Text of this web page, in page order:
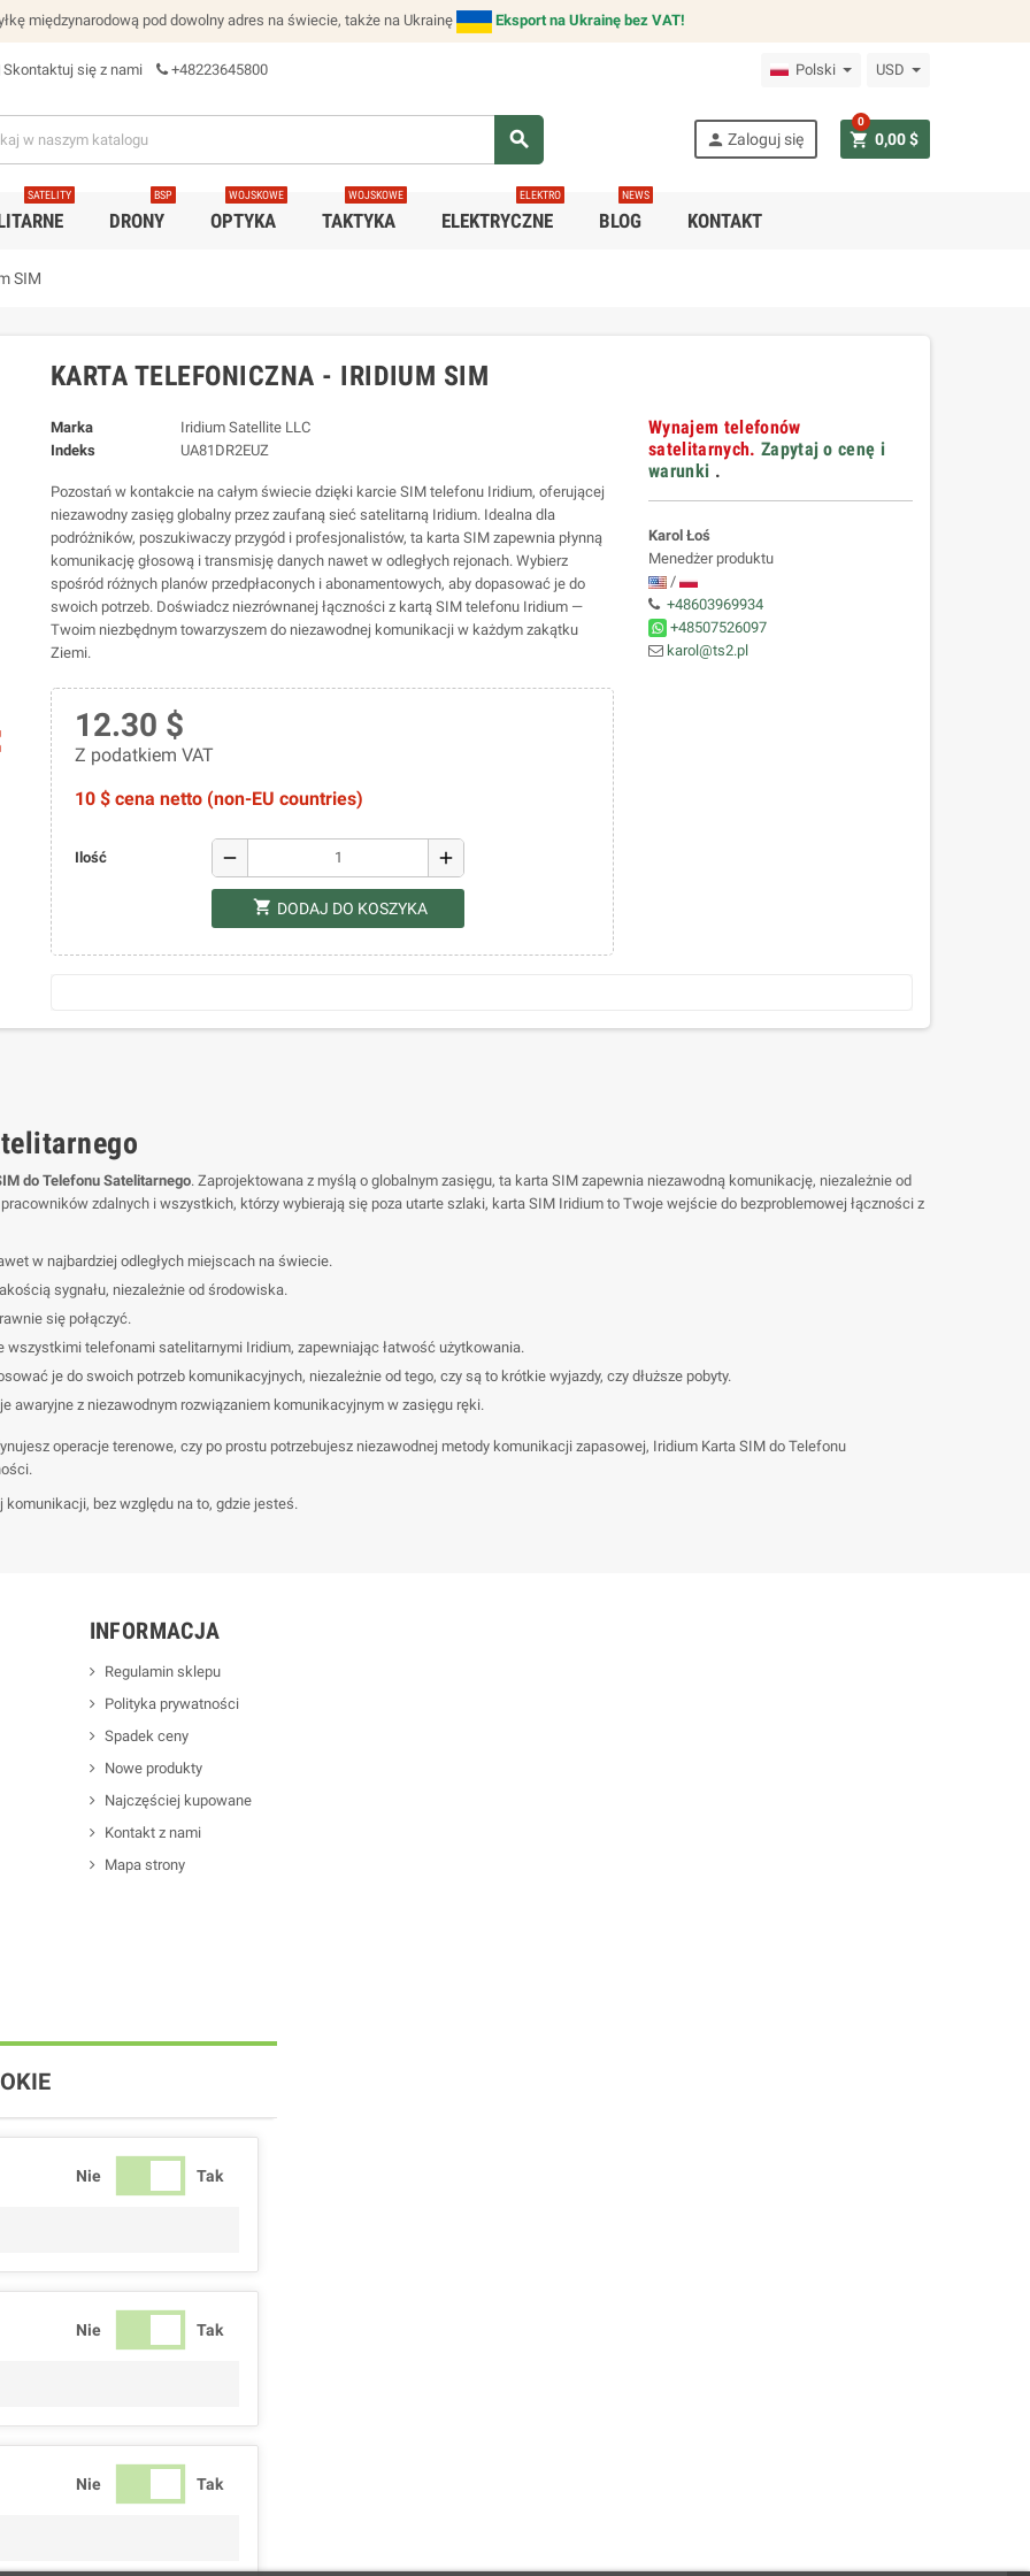
międzynarodową pod dowolny adres na świecie, także na Ukrainę Eksport na Ukrainę bez VAT!
Skontaktuj się z nami +48223645800 Polski USD
search person Zaloguj się shopping_cart 0,00 $
0
SATELITY
DRONY
BSP
OPTYKA
WOJSKOWE
TAKTYKA
WOJSKOWE
ELEKTRYCZNE
ELEKTRO
BLOG
NEWS
KONTAKT
SIM
KARTA TELEFONICZNA - IRIDIUM SIM
Marka
Iridium Satellite LLC
Indeks
UA81DR2EUZ
Pozostań w kontakcie na całym świecie dzięki karcie SIM telefonu Iridium, oferującej
niezawodny zasięg globalny przez zaufaną sieć satelitarną Iridium. Idealna dla
podróżników, poszukiwaczy przygód i profesjonalistów, ta karta SIM zapewnia płynną
komunikację głosową i transmisję danych nawet w odległych rejonach. Wybierz
spośród różnych planów przedpłaconych i abonamentowych, aby dopasować je do
swoich potrzeb. Doświadcz niezrównanej łączności z kartą SIM telefonu Iridium —
Twoim niezbędnym towarzyszem do niezawodnej komunikacji w każdym zakątku
Ziemi.
12.30 $
Z podatkiem VAT
10 $ cena netto (non-EU countries)
Ilość remove add
shopping_cart DODAJ DO KOSZYKA
Wynajem telefonów
satelitarnych. Zapytaj o cenę i
warunki .
Karol Łoś
Menedżer produktu
/
+48603969934
+48507526097
karol@ts2.pl
do Telefonu Satelitarnego. Zaprojektowana z myślą o globalnym zasięgu, ta karta SIM zapewnia niezawodną komunikację, niezależnie od
zdalnych i wszystkich, którzy wybierają się poza utarte szlaki, karta SIM Iridium to Twoje wejście do bezproblemowej łączności z
w najbardziej odległych miejscach na świecie.
sygnału, niezależnie od środowiska.
się połączyć.
wszystkimi telefonami satelitarnymi Iridium, zapewniając łatwość użytkowania.
je do swoich potrzeb komunikacyjnych, niezależnie od tego, czy są to krótkie wyjazdy, czy dłuższe pobyty.
awaryjne z niezawodnym rozwiązaniem komunikacyjnym w zasięgu ręki.
operacje terenowe, czy po prostu potrzebujesz niezawodnej metody komunikacji zapasowej, Iridium Karta SIM do Telefonu
bez względu na to, gdzie jesteś.
INFORMACJA
Regulamin sklepu
Polityka prywatności
Spadek ceny
Nowe produkty
Najczęściej kupowane
Kontakt z nami
Mapa strony
Nie Tak
Nie Tak
Nie Tak